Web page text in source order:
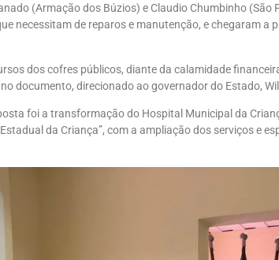
(Armação dos Búzios) e Claudio Chumbinho (São
necessitam de reparos e manutenção, e chegaram a
dos cofres públicos, diante da calamidade
documento, direcionado ao governador do Estado,
foi a transformação do Hospital Municipal da
da Criança”, com a ampliação dos serviços e